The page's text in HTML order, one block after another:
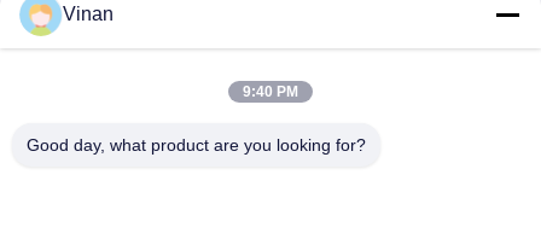
ENMESI V50 lunettes intelligentes AR/VR OLED 3000 Nits
1080P Affichage monté sur la tête avec USB-C
ENMESI V30 43 degrés Interface USB-C et HDMI VR lunettes
Vinan
9:40 PM
Good day, what product are you looking for?